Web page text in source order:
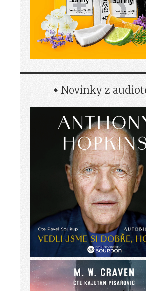
Novinky z